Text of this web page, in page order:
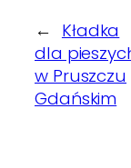
← Kładka
dla
w Pruszczu
Gdańskim